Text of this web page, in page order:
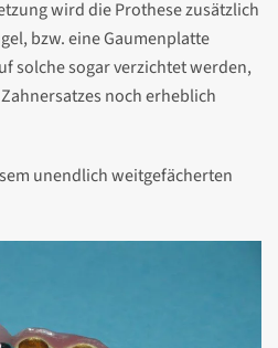
wird die Prothese zusätzlich
bzw. eine Gaumenplatte
solche sogar verzichtet werden,
noch erheblich
unendlich weitgefächerten